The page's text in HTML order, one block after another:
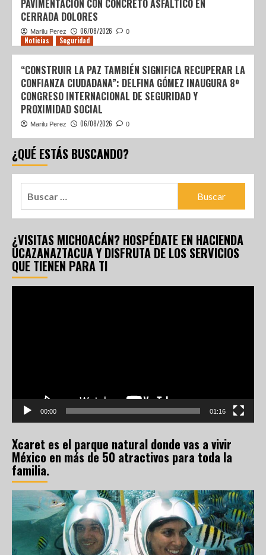
PAVIMENTACIÓN CON CONCRETO ASFÁLTICO EN
CERRADA DOLORES
Marilu Perez 06/08/2026 0
Noticias Seguridad
“CONSTRUIR LA PAZ TAMBIÉN SIGNIFICA RECUPERAR LA
CONFIANZA CIUDADANA”: DELFINA GÓMEZ INAUGURA 8º
CONGRESO INTERNACIONAL DE SEGURIDAD Y
PROXIMIDAD SOCIAL
Marilu Perez 06/08/2026 0
¿QUÉ ESTÁS BUSCANDO?
¿VISITAS MICHOACÁN? HOSPÉDATE EN HACIENDA
UCAZANAZTACUA Y DISFRUTA DE LOS SERVICIOS
QUE TIENEN PARA TI
00:00 01:16
Xcaret es el parque natural donde vas a vivir
México en más de 50 atractivos para toda la
familia.